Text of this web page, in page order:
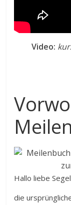
Video:
Hallo liebe
die